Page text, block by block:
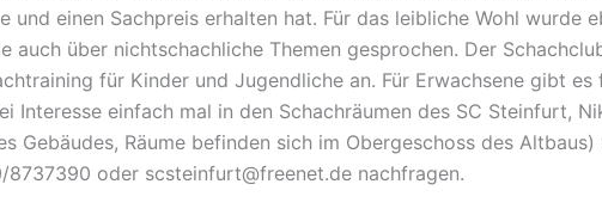
und einen Sachpreis erhalten hat. Für das leibliche Wohl wurde
auch über nichtschachliche Themen gesprochen. Der
für Kinder und Jugendliche an. Für Erwachsene gibt
Interesse einfach mal in den Schachräumen des SC Steinfurt,
Gebäudes, Räume befinden sich im Obergeschoss des
8737390 oder scsteinfurt@freenet.de nachfragen.